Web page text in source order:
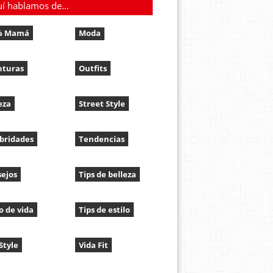
hablamos de…
Mamá
de vida
Moda
Outfits
Street Style
Tendencias
Tips de belleza
Tips de estilo
Vida Fit